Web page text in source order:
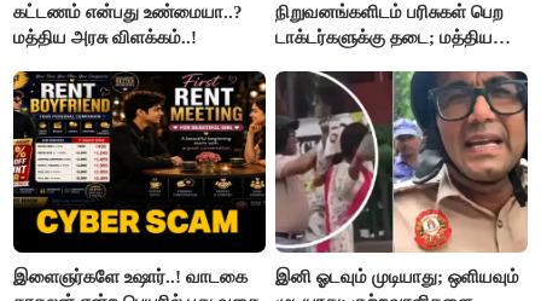
கட்டணம் என்பது உண்மையா..?
மத்திய அரசு விளக்கம்..!
நிறுவனங்களிடம் பரிசுகள் பெற
டாக்டர்களுக்கு தடை; மத்திய
இளைஞர்களே உஷார்..! வாடகை
இனி ஓடவும் முடியாது; ஒளியவும்